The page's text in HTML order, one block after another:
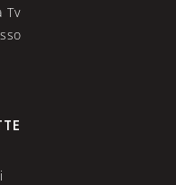
Tv